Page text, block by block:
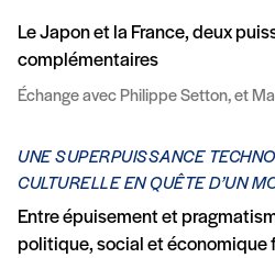
Le Japon et la France, deux
complémentaires
Échange avec Philippe Setton, et
UNE SUPERPUISSANCE
CULTURELLE EN QUÊTE D’UN
Entre épuisement et
politique, social et économique